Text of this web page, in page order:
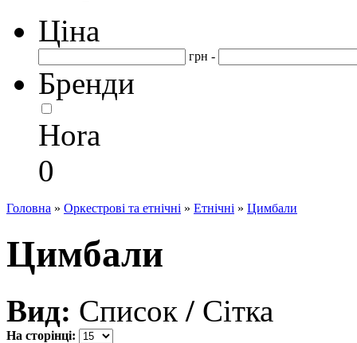
Ціна
грн -
Бренди
Hora
0
Головна » Оркестрові та етнічні » Етнічні » Цимбали
Цимбали
Вид: Список / Сітка
На сторінці: